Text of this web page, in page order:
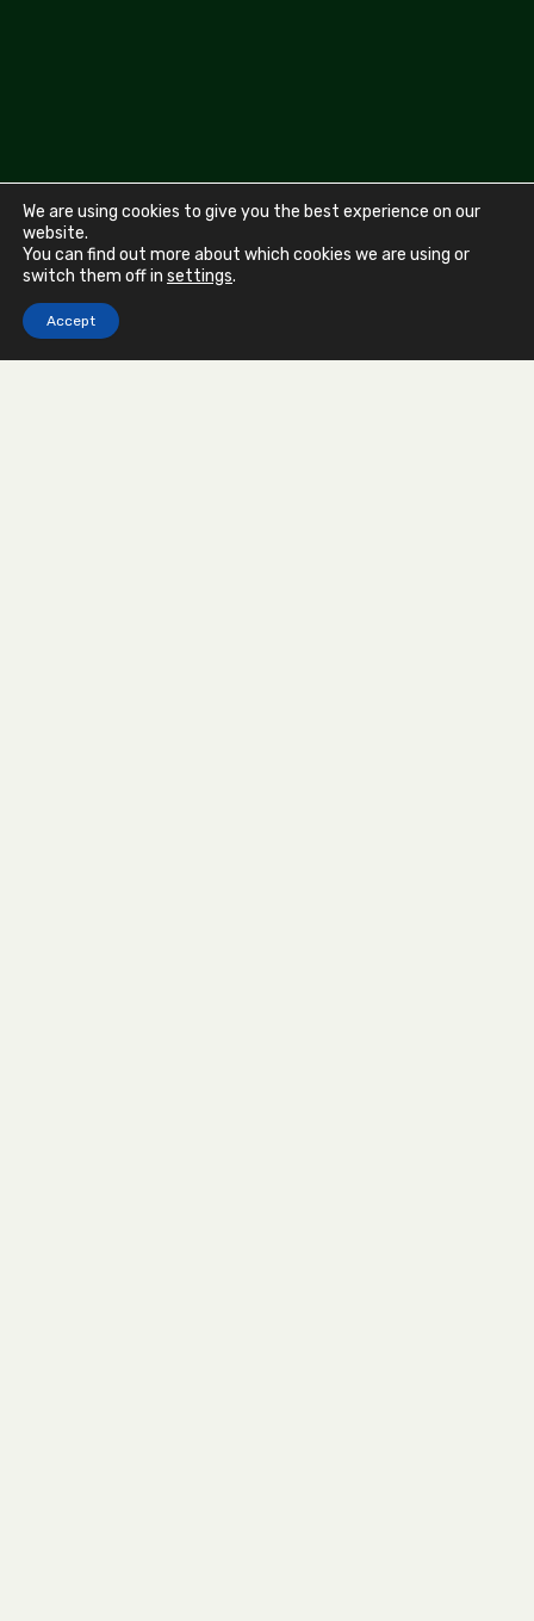
We are using cookies to give you the best experience on our
website.
You can find out more about which cookies we are using or
switch them off in settings.
Accept